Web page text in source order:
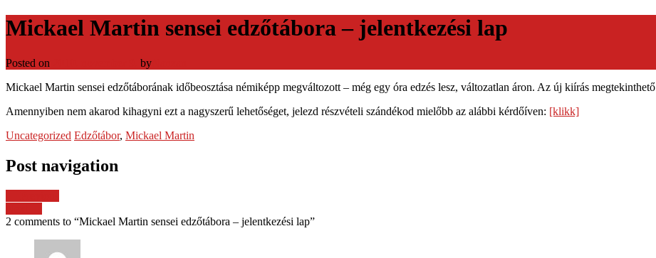
Mickael Martin sensei edzőtábora – jelentkezési lap
Posted on by
Mickael Martin sensei edzőtáborának időbeosztása némiképp megváltozott – még egy óra edzés lesz, változatlan áron. Az új kiírás megtekinthető
Amennyiben nem akarod kihagyni ezt a nagyszerű lehetőséget, jelezd részvételi szándékod mielőbb az alábbi kérdőíven: [klikk]
Uncategorized Edzőtábor, Mickael Martin
Post navigation
2 comments to “Mickael Martin sensei edzőtábora – jelentkezési lap”